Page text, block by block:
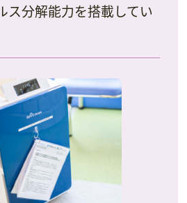
ス分解能力を搭載してい